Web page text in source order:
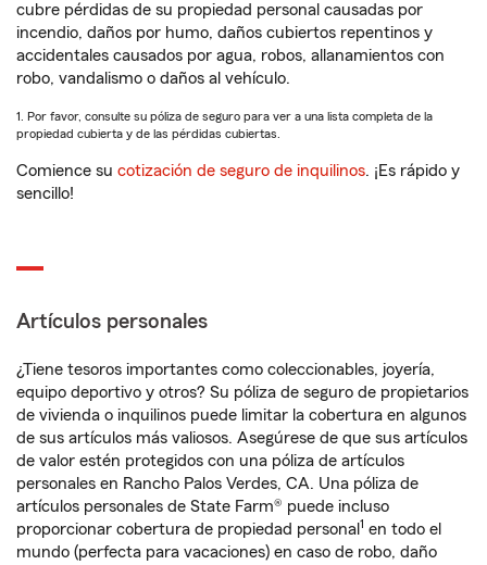
cubre pérdidas de su propiedad personal causadas por
incendio, daños por humo, daños cubiertos repentinos y
accidentales causados por agua, robos, allanamientos con
robo, vandalismo o daños al vehículo.
1. Por favor, consulte su póliza de seguro para ver a una lista completa de la
propiedad cubierta y de las pérdidas cubiertas.
Comience su cotización de seguro de inquilinos. ¡Es rápido y
sencillo!
Artículos personales
¿Tiene tesoros importantes como coleccionables, joyería,
equipo deportivo y otros? Su póliza de seguro de propietarios
de vivienda o inquilinos puede limitar la cobertura en algunos
de sus artículos más valiosos. Asegúrese de que sus artículos
de valor estén protegidos con una póliza de artículos
personales en Rancho Palos Verdes, CA. Una póliza de
artículos personales de State Farm® puede incluso
proporcionar cobertura de propiedad personal 1 en todo el
mundo (perfecta para vacaciones) en caso de robo, daño